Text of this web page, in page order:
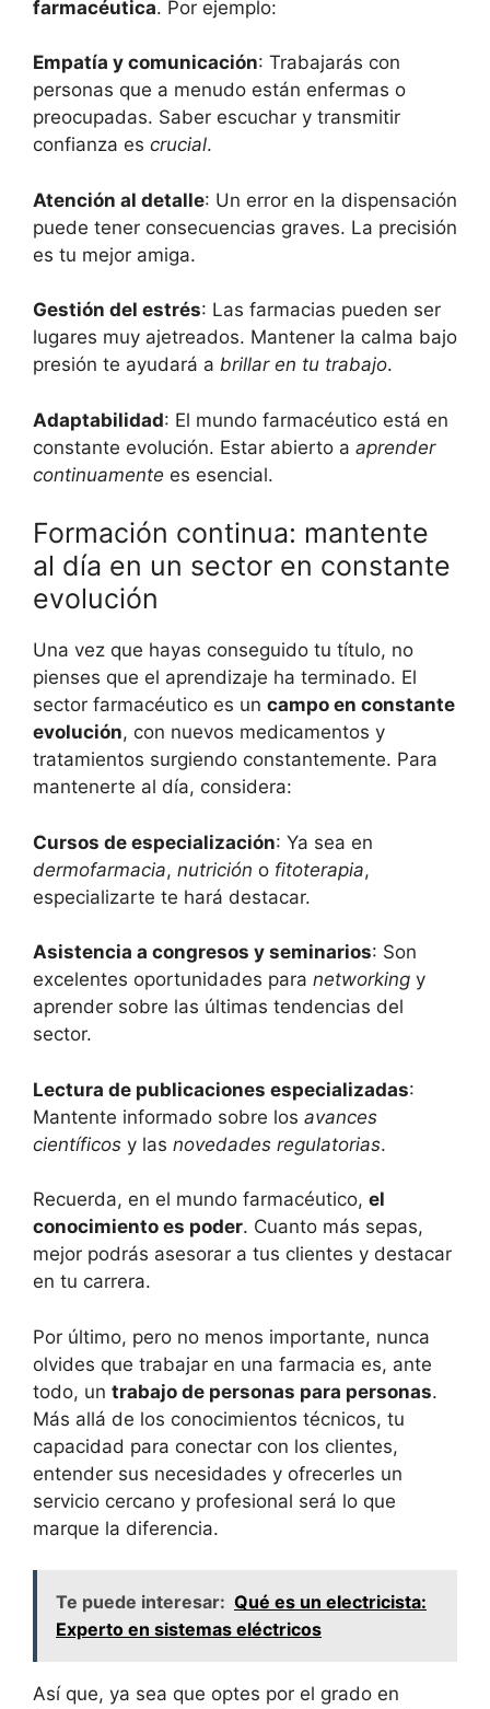
farmacéutica. Por ejemplo:
Empatía y comunicación: Trabajarás con
personas que a menudo están enfermas o
preocupadas. Saber escuchar y transmitir
confianza es crucial.
Atención al detalle: Un error en la dispensación
puede tener consecuencias graves. La precisión
es tu mejor amiga.
Gestión del estrés: Las farmacias pueden ser
lugares muy ajetreados. Mantener la calma bajo
presión te ayudará a brillar en tu trabajo.
Adaptabilidad: El mundo farmacéutico está en
constante evolución. Estar abierto a aprender
continuamente es esencial.
Formación continua: mantente
al día en un sector en constante
evolución
Una vez que hayas conseguido tu título, no
pienses que el aprendizaje ha terminado. El
sector farmacéutico es un campo en constante
evolución, con nuevos medicamentos y
tratamientos surgiendo constantemente. Para
mantenerte al día, considera:
Cursos de especialización: Ya sea en
dermofarmacia, nutrición o fitoterapia,
especializarte te hará destacar.
Asistencia a congresos y seminarios: Son
excelentes oportunidades para networking y
aprender sobre las últimas tendencias del
sector.
Lectura de publicaciones especializadas:
Mantente informado sobre los avances
científicos y las novedades regulatorias.
Recuerda, en el mundo farmacéutico, el
conocimiento es poder. Cuanto más sepas,
mejor podrás asesorar a tus clientes y destacar
en tu carrera.
Por último, pero no menos importante, nunca
olvides que trabajar en una farmacia es, ante
todo, un trabajo de personas para personas.
Más allá de los conocimientos técnicos, tu
capacidad para conectar con los clientes,
entender sus necesidades y ofrecerles un
servicio cercano y profesional será lo que
marque la diferencia.
Te puede interesar: Qué es un electricista:
Experto en sistemas eléctricos
Así que, ya sea que optes por el grado en